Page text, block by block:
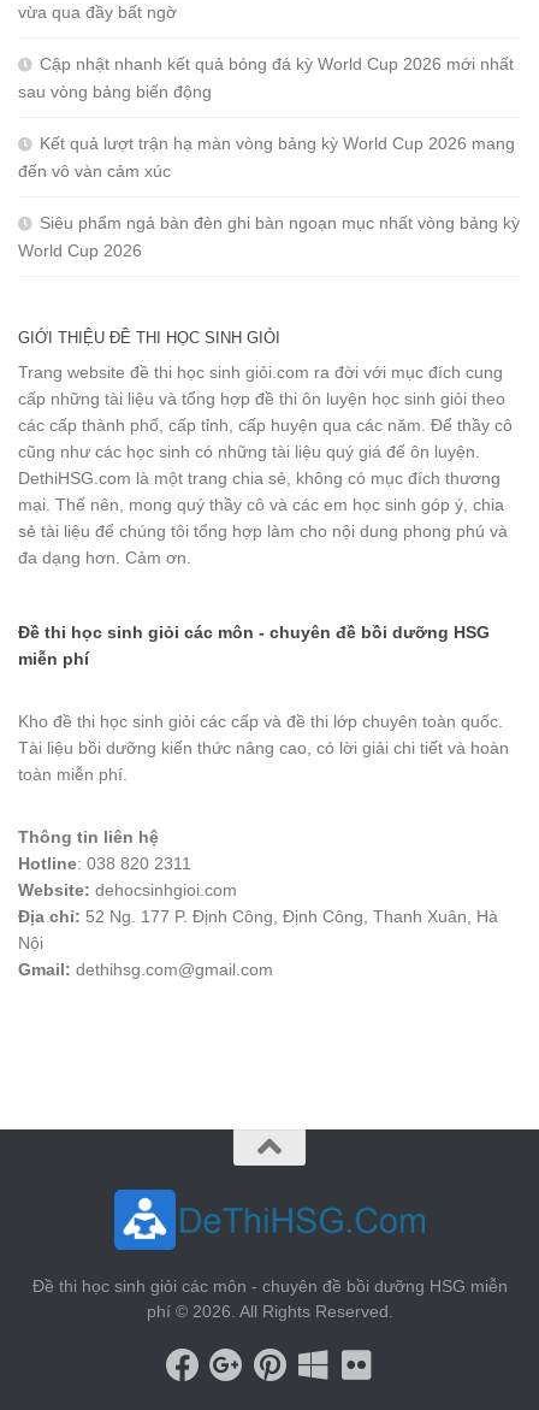
vừa qua đầy bất ngờ
Cập nhật nhanh kết quả bóng đá kỳ World Cup 2026 mới nhất
sau vòng bảng biến động
Kết quả lượt trận hạ màn vòng bảng kỳ World Cup 2026 mang
đến vô vàn cảm xúc
Siêu phẩm ngả bàn đèn ghi bàn ngoạn mục nhất vòng bảng kỳ
World Cup 2026
GIỚI THIỆU ĐỀ THI HỌC SINH GIỎI
Trang website đề thi học sinh giỏi.com ra đời với mục đích cung
cấp những tài liệu và tổng hợp đề thi ôn luyện học sinh giỏi theo
các cấp thành phố, cấp tỉnh, cấp huyện qua các năm. Để thầy cô
cũng như các học sinh có những tài liệu quý giá để ôn luyện.
DethiHSG.com là một trang chia sẻ, không có mục đích thương
mại. Thế nên, mong quý thầy cô và các em học sinh góp ý, chia
sẻ tài liệu để chúng tôi tổng hợp làm cho nội dung phong phú và
đa dạng hơn. Cảm ơn.
Đề thi học sinh giỏi các môn - chuyên đề bồi dưỡng HSG
miễn phí
Kho đề thi học sinh giỏi các cấp và đề thi lớp chuyên toàn quốc.
Tài liệu bồi dưỡng kiến thức nâng cao, có lời giải chi tiết và hoàn
toàn miễn phí.
Thông tin liên hệ
Hotline: 038 820 2311
Website: dehocsinhgioi.com
Địa chỉ: 52 Ng. 177 P. Định Công, Định Công, Thanh Xuân, Hà
Nội
Gmail: dethihsg.com@gmail.com
Đề thi học sinh giỏi các môn - chuyên đề bồi dưỡng HSG miễn
phí © 2026. All Rights Reserved.